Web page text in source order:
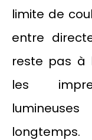
limite de
entre
reste pas à
les
longtemps.